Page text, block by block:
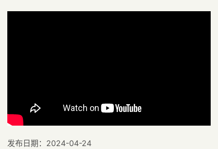
发布日期：2024-04-24